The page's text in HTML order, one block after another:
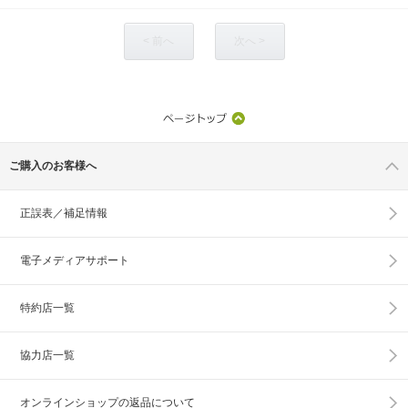
ご購入のお客様へ
正誤表／補足情報
電子メディアサポート
特約店一覧
協力店一覧
オンラインショップの返品について